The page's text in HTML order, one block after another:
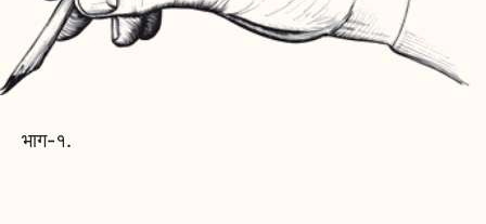
भाग-१.